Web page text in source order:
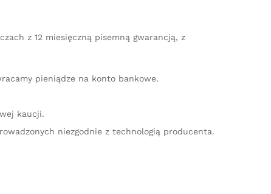
z 12 miesięczną pisemną gwarancją, z
pieniądze na konto bankowe.
kaucji.
niezgodnie z technologią producenta.